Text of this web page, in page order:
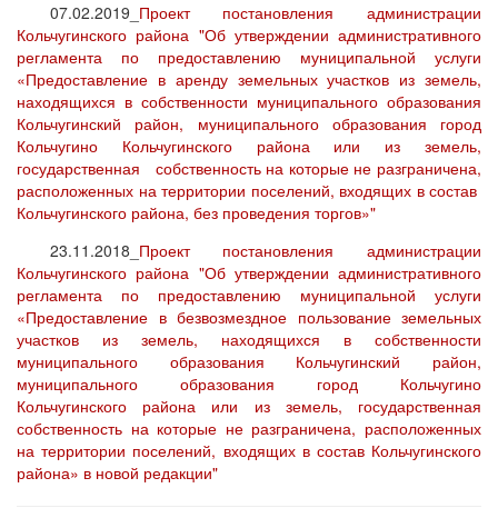
07.02.2019_ Проект постановления администрации
Кольчугинского района "Об утверждении административного
регламента по предоставлению муниципальной услуги
«Предоставление в аренду земельных участков из земель,
находящихся в собственности муниципального образования
Кольчугинский район, муниципального образования город
Кольчугино Кольчугинского района или из земель,
государственная собственность на которые не разграничена,
расположенных на территории поселений, входящих в состав
Кольчугинского района, без проведения торгов»"
23.11.2018_ Проект постановления администрации
Кольчугинского района "Об утверждении административного
регламента по предоставлению муниципальной услуги
«Предоставление в безвозмездное пользование земельных
участков из земель, находящихся в собственности
муниципального образования Кольчугинский район,
муниципального образования город Кольчугино
Кольчугинского района или из земель, государственная
собственность на которые не разграничена, расположенных
на территории поселений, входящих в состав Кольчугинского
района» в новой редакции"